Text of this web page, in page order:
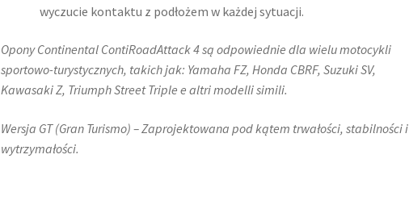
wyczucie kontaktu z podłożem w każdej sytuacji.
Opony Continental ContiRoadAttack 4 są odpowiednie dla wielu motocykli
sportowo-turystycznych, takich jak: Yamaha FZ, Honda CBRF, Suzuki SV,
Kawasaki Z, Triumph Street Triple e altri modelli simili.
Wersja GT (Gran Turismo) – Zaprojektowana pod kątem trwałości, stabilności i
wytrzymałości.